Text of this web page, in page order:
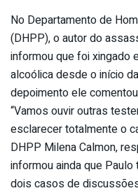
No Departamento de
(DHPP), o autor do
informou que foi xingado
alcoólica desde o início
depoimento ele
“Vamos ouvir outras
esclarecer totalmente o
DHPP Milena Calmon,
informou ainda que
dois casos de